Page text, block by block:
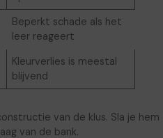
Beperkt schade als het
leer reageert
Kleurverlies is meestal
blijvend
van de klus. Sla je hem
van de bank.